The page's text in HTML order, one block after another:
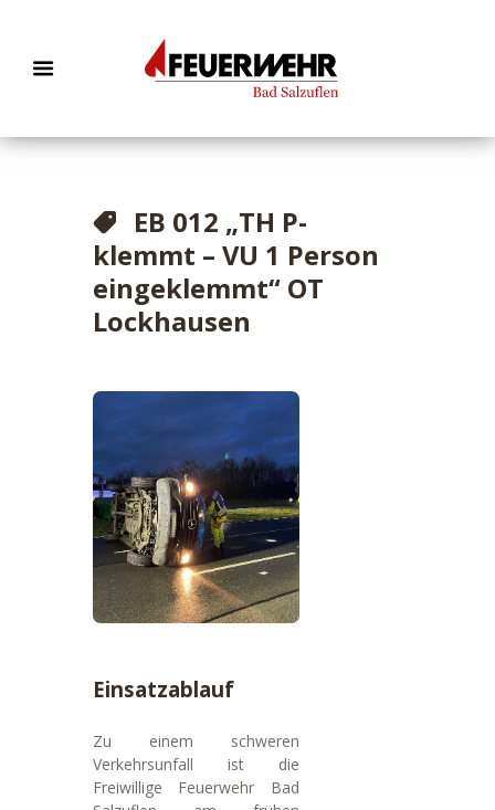
EB 012 „TH P-
klemmt – VU 1 Person
eingeklemmt“ OT
Lockhausen
Einsatzablauf
Zu einem schweren
Verkehrsunfall ist die
Freiwillige Feuerwehr Bad